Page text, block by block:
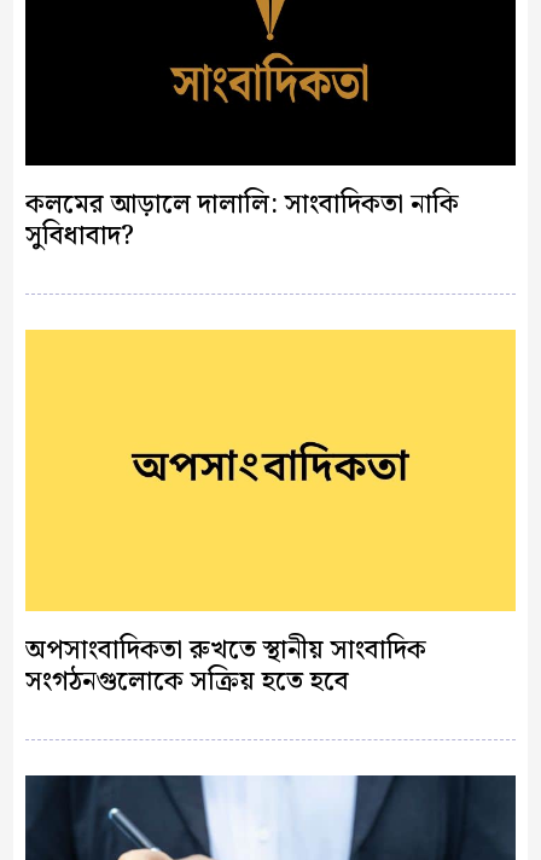
কলমের আড়ালে দালালি: সাংবাদিকতা নাকি
সুবিধাবাদ?
অপসাংবাদিকতা রুখতে স্থানীয় সাংবাদিক
সংগঠনগুলোকে সক্রিয় হতে হবে